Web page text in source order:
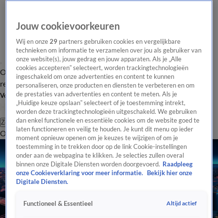
Overzicht Laatste nieuws Regionieuws Het beste van Hart
Tip de
redactie
Volg Hart van Nederland
Zoeken
OverzichtRegioUitzendingenWeerTip de redactiePanelVideo's
Jouw cookievoorkeuren
Wij en onze29 partners gebruiken cookies en vergelijkbare
technieken om informatie te verzamelen over jou als gebruiker van
onze website(s), jouw gedrag en jouw apparaten. Als je „Alle
cookies accepteren” selecteert, worden trackingtechnologieën
ingeschakeld om onze advertenties en content te kunnen
personaliseren, onze producten en diensten te verbeteren en om
de prestaties van advertenties en content te meten. Als je
„Huidige keuze opslaan” selecteert of je toestemming intrekt,
worden deze trackingtechnologieën uitgeschakeld. We gebruiken
dan enkel functionele en essentiële cookies om de website goed te
laten functioneren en veilig te houden. Je kunt dit menu op ieder
moment opnieuw openen om je keuzes te wijzigen of om je
toestemming in te trekken door op de link Cookie-instellingen
onder aan de webpagina te klikken. Je selecties zullen overal
binnen onze Digitale Diensten worden doorgevoerd. Raadpleeg
onze Cookieverklaring voor meer informatie.
Bekijk hier onze
Digitale Diensten.
Functioneel & Essentieel Altijd actief